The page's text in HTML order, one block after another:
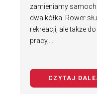
zamieniamy
dwa kółka. Rower
rekreacji, ale także
pracy,…
CZYTAJ